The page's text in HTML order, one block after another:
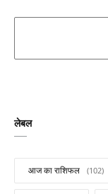
लेबल
आज का राशिफल